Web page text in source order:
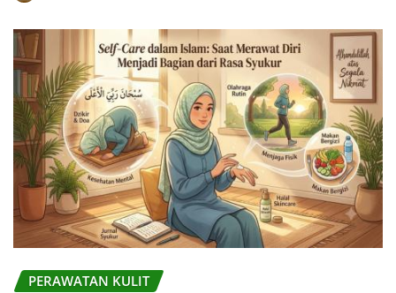
PERAWATAN KULIT